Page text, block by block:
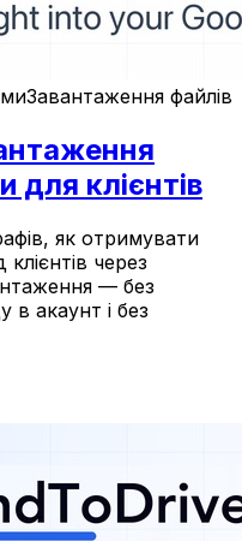
Завантаження файлів
для клієнтів
як отримувати
через
— без
в акаунт і без